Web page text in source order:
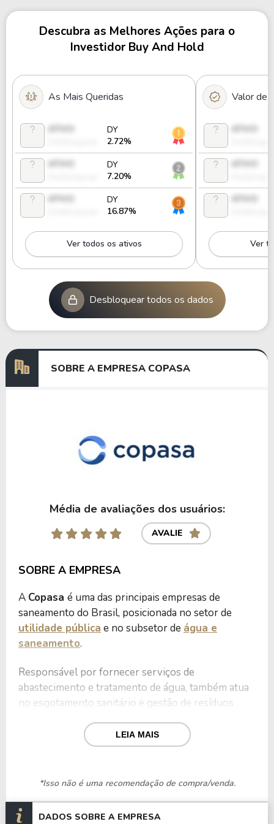
Descubra as Melhores Ações para o
Investidor Buy And Hold
As Mais Queridas
DY
2.72%
DY
7.20%
DY
16.87%
Ver todos os ativos
Valor de
Ver
Desbloquear todos os dados
SOBRE A EMPRESA COPASA
Média de avaliações dos usuários:
AVALIE
SOBRE A EMPRESA
A Copasa é uma das principais empresas de
saneamento do Brasil, posicionada no setor de
utilidade pública e no subsetor de água e
saneamento.
Responsável por fornecer serviços de
abastecimento e tratamento de água, também atua
no esgotamento sanitário e gestão de resíduos
Seu compromisso com a preservação ambiental
Conservação de Nascentes, iniciado em 2003,
nascentes em Minas Gerais.
LEIA MAIS
*Isso não é uma recomendação de compra/venda.
DADOS SOBRE A EMPRESA